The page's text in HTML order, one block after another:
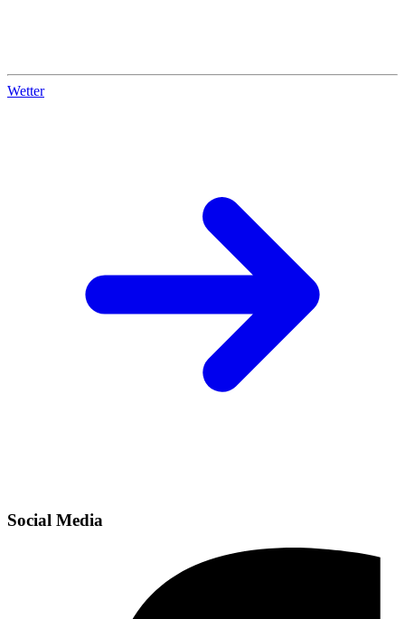
Wetter
Social Media